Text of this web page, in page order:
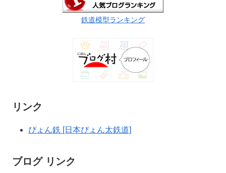
鉄道模型ランキング
リンク
ぴょん鉄 [日本ぴょん太鉄道]
ブログ リンク